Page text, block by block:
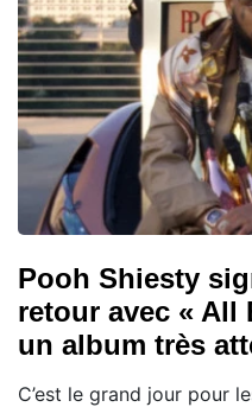
Pooh Shiesty
retour avec « All
un album très
C’est le grand jour pour